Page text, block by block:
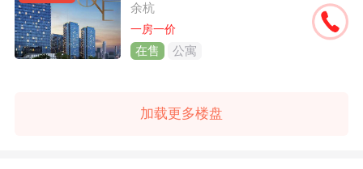
余杭
一房一价
在售 公寓
加载更多楼盘